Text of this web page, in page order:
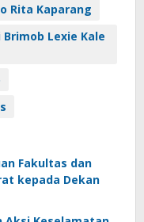
Rita Kaparang
Lexie Kale
Fakultas dan
kepada Dekan